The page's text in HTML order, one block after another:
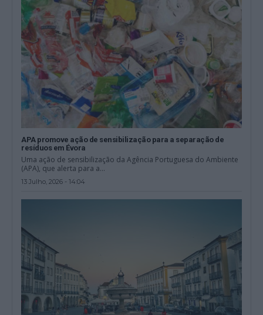
APA promove ação de sensibilização para a separação de
resíduos em Évora
Uma ação de sensibilização da Agência Portuguesa do Ambiente
(APA), que alerta para a...
13 Julho, 2026 - 14:04